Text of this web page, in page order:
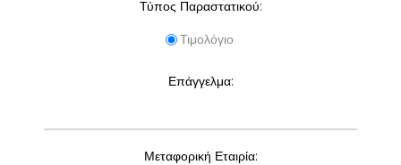
Τύπος Παραστατικού:
Τιμολόγιο
Επάγγελμα:
Μεταφορική Εταιρία: